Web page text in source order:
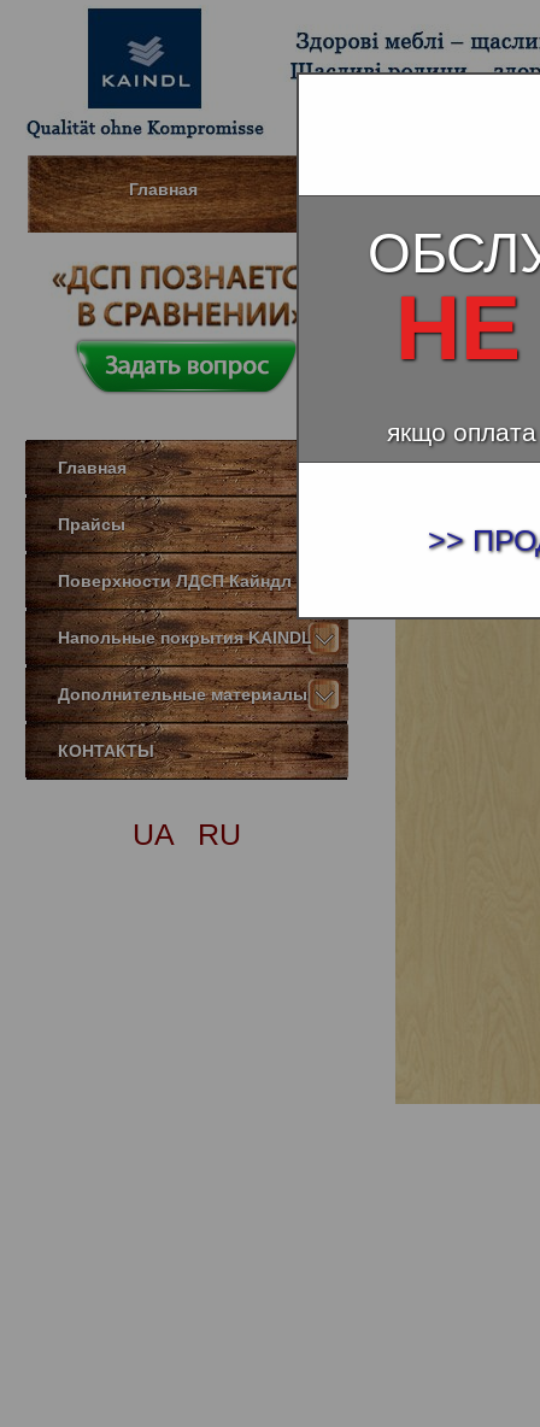
Главная
Главная
Прайсы
Поверхности ЛДСП Кайндл
Напольные покрытия KAINDL
Дополнительные материалы
КОНТАКТЫ
UA RU
ДСП
Рисунок
якщо
>>